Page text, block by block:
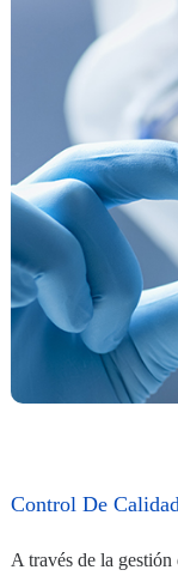
Control De
A través de la